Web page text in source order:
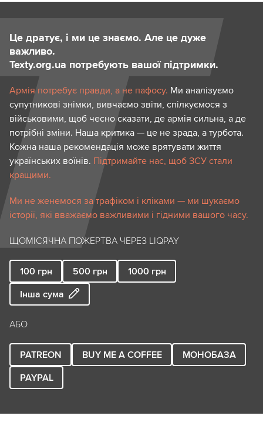
Це дратує, і ми це знаємо. Але це дуже
важливо.
Texty.org.ua потребують вашої підтримки.
Армія потребує правди, а не пафосу. Ми аналізуємо
супутникові знімки, вивчаємо звіти, спілкуємося з
військовими, щоб чесно сказати, де армія сильна, а де
потрібні зміни. Наша критика — це не зрада, а турбота.
Кожна наша рекомендація може врятувати життя
українських воїнів. Підтримайте нас, щоб ЗСУ стали
кращими.
Ми не женемося за трафіком і кліками — ми шукаємо
історії, які вважаємо важливими і гідними вашого часу.
ЩОМІСЯЧНА ПОЖЕРТВА ЧЕРЕЗ LIQPAY
100 грн 500 грн 1000 грн
Інша сума
АБО
PATREON BUY ME A COFFEE
МОНОБАЗА
PAYPAL